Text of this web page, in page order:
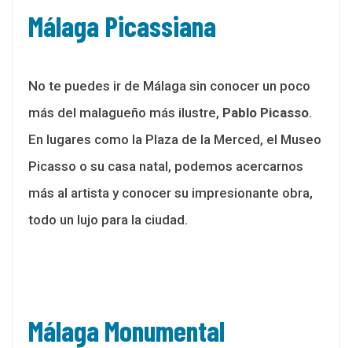
Málaga Picassiana
No te puedes ir de Málaga sin conocer un poco
más del malagueño más ilustre, Pablo Picasso.
En lugares como la Plaza de la Merced, el Museo
Picasso o su casa natal, podemos acercarnos
más al artista y conocer su impresionante obra,
todo un lujo para la ciudad.
Málaga Monumental